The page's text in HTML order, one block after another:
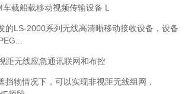
载船载移动视频传输设备 L
的LS-2000系列无线高清晰移动接收设备，设备
距无线应急通讯联网和布控
挡物情况下，可以实现非视距无线组网，